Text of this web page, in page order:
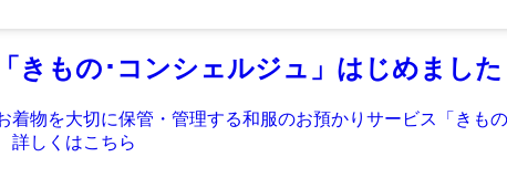
きもの･コンシェルジュ」はじめました
着物を大切に保管・管理する和服のお預かりサービス「きも
詳しくはこちら